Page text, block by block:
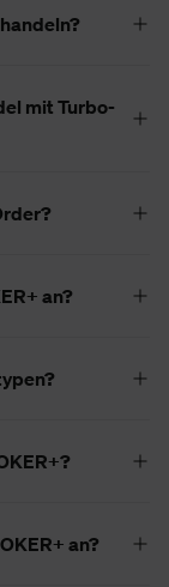
mit Turbo-
an?
an?